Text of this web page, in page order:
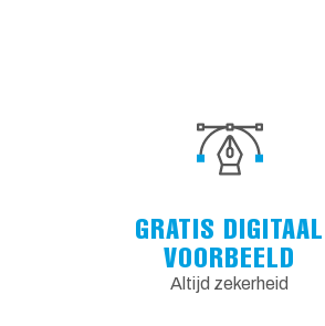
GRATIS DIGITAAL
VOORBEELD
Altijd zekerheid